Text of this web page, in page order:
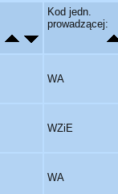
Kod jedn.
prowadzącej:
WA
WZiE
WA